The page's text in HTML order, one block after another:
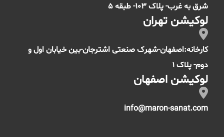
شرق به غرب- پلاک 103- طبقه 5
لوکیشن تهران
کارخانه:اصفهان-شهرک صنعتی اشترجان-بین خیابان اول و
دوم- پلاک 1
لوکیشن اصفهان
info@maron-sanat.com